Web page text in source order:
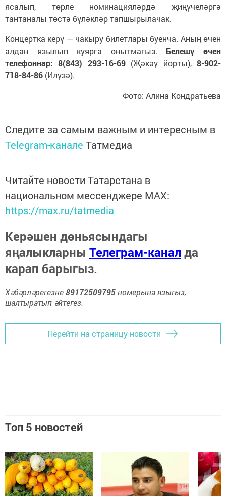
ясалып, төрле номинацияләрдә җиңүчеләргә
тантаналы төстә бүләкләр тапшырылачак.
Концертка керү — чакыру билетлары буенча. Аның өчен
алдан язылып куярга онытмагыз. Белешү өчен
телефоннар: 8(843) 293-16-69(Җәкәү йорты),8-902-
718-84-86 (Илүзә).
Фото: Алина Кондратьева
Следите за самым важным и интересным в
Telegram-канале Татмедиа
Читайте новости Татарстана в
национальном мессенджере MАХ:
https://max.ru/tatmedia
Керәшен дөньясындагы
яңалыкларны Телеграм-каналда
карап барыгыз.
Хәбәрләрегезне89172509795номерына языгыз,
шалтыратып әйтегез.
Перейти на страницу новости
Топ 5 новостей